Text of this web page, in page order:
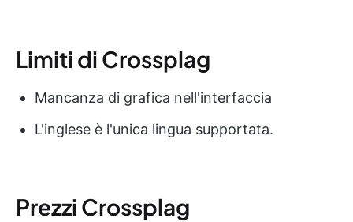
Limiti di Crossplag
Mancanza di grafica nell'interfaccia
L'inglese è l'unica lingua supportata.
Prezzi Crossplag